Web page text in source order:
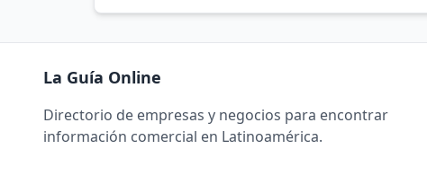
La Guía Online
Directorio de empresas y negocios para encontrar
información comercial en Latinoamérica.